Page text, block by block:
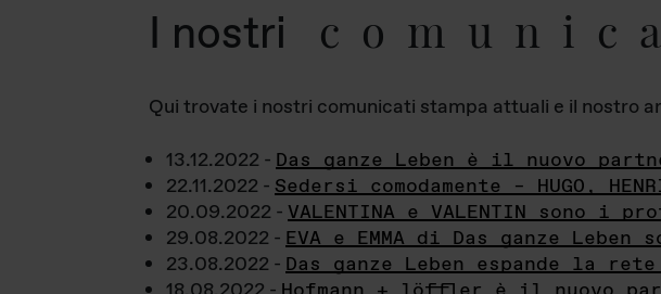
I nostri
Qui trovate i nostri comunicati stampa attuali e il nostro
13.12.2022 - Das ganze Leben è il nuovo
22.11.2022 - Sedersi comodamente – HUGO,
20.09.2022 - VALENTINA e VALENTIN sono
29.08.2022 - EVA e EMMA di Das ganze
23.08.2022 - Das ganze Leben espande la